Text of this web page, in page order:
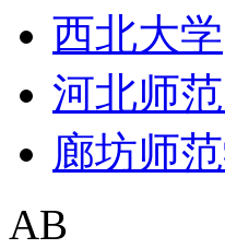
西北大学
河北师
廊坊师
AB